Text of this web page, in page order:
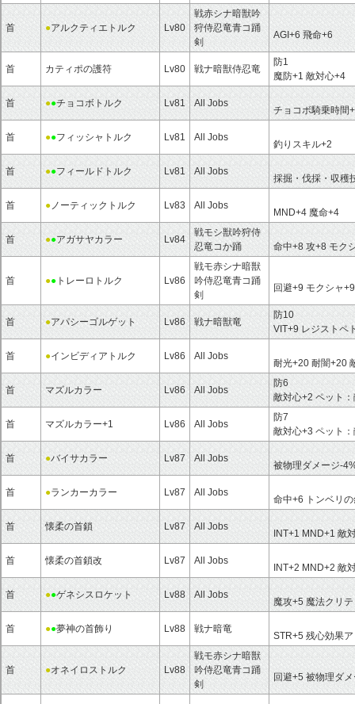
首 ●アルクティエトルク Lv80
戦赤シナ暗獣吟
狩侍忍竜青コ踊
剣
AGI+6 飛命+6
首 カティポの護符 Lv80 戦ナ暗獣侍忍竜
防1
魔防+1 敵対心+4
首 ●●チョコボトルク Lv81 All Jobs
チョコボ騎乗時間
首 ●●フィッシャトルク Lv81 All Jobs
釣りスキル+2
首 ●●フィールドトルク Lv81 All Jobs
採掘・伐採・収穫
首 ● ノーティックトルク Lv83 All Jobs
MND+4 魔命+4
首 ●●アガサヤカラー Lv84
戦モシ獣吟狩侍
忍竜コか踊
命中+8 攻+8 モク
首 ●● トレーロトルク Lv86
戦モ赤シナ暗獣
吟侍忍竜青コ踊
剣
回避+9 モクシャ+9
首 ●アパシーゴルゲット Lv86 戦ナ暗獣竜
防10
VIT+9 レジストペ
首 ●インビディアトルク Lv86 All Jobs
耐光+20 耐闇+20
首 マズルカラー Lv86 All Jobs
防6
敵対心+2 ペット
首 マズルカラー+1 Lv86 All Jobs
防7
敵対心+3 ペット
首 ●バイサカラー Lv87 All Jobs
被物理ダメージ-
首 ●ランカーカラー Lv87 All Jobs
命中+6 トンベリ
首 懐柔の首鎖 Lv87 All Jobs
INT+1 MND+1 敵
首 懐柔の首鎖改 Lv87 All Jobs
INT+2 MND+2 敵
首 ●●ゲネシスロケット Lv88 All Jobs
魔攻+5 魔法クリ
首 ●●夢神の首飾り Lv88 戦ナ暗竜
STR+5 残心効果
首 ●オネイロストルク Lv88
戦モ赤シナ暗獣
吟侍忍竜青コ踊
剣
回避+5 被物理ダ